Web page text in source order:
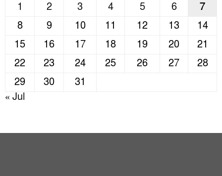
1
2 3 4 5 6
7
8
9 10 11 12 13
14
15
16 17 18 19 20
21
22
23 24 25 26 27
28
29
30
31
« Jul